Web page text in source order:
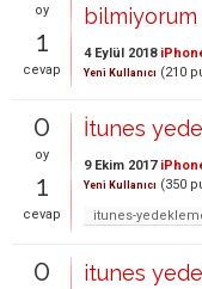
oy
1
cevap
bilmiyorum
4 Eylül 2018
Yeni Kullanıcı (210
0
oy
1
cevap
İtunes
9 Ekim 2017
Yeni Kullanıcı (350
itunes-
0 itunes